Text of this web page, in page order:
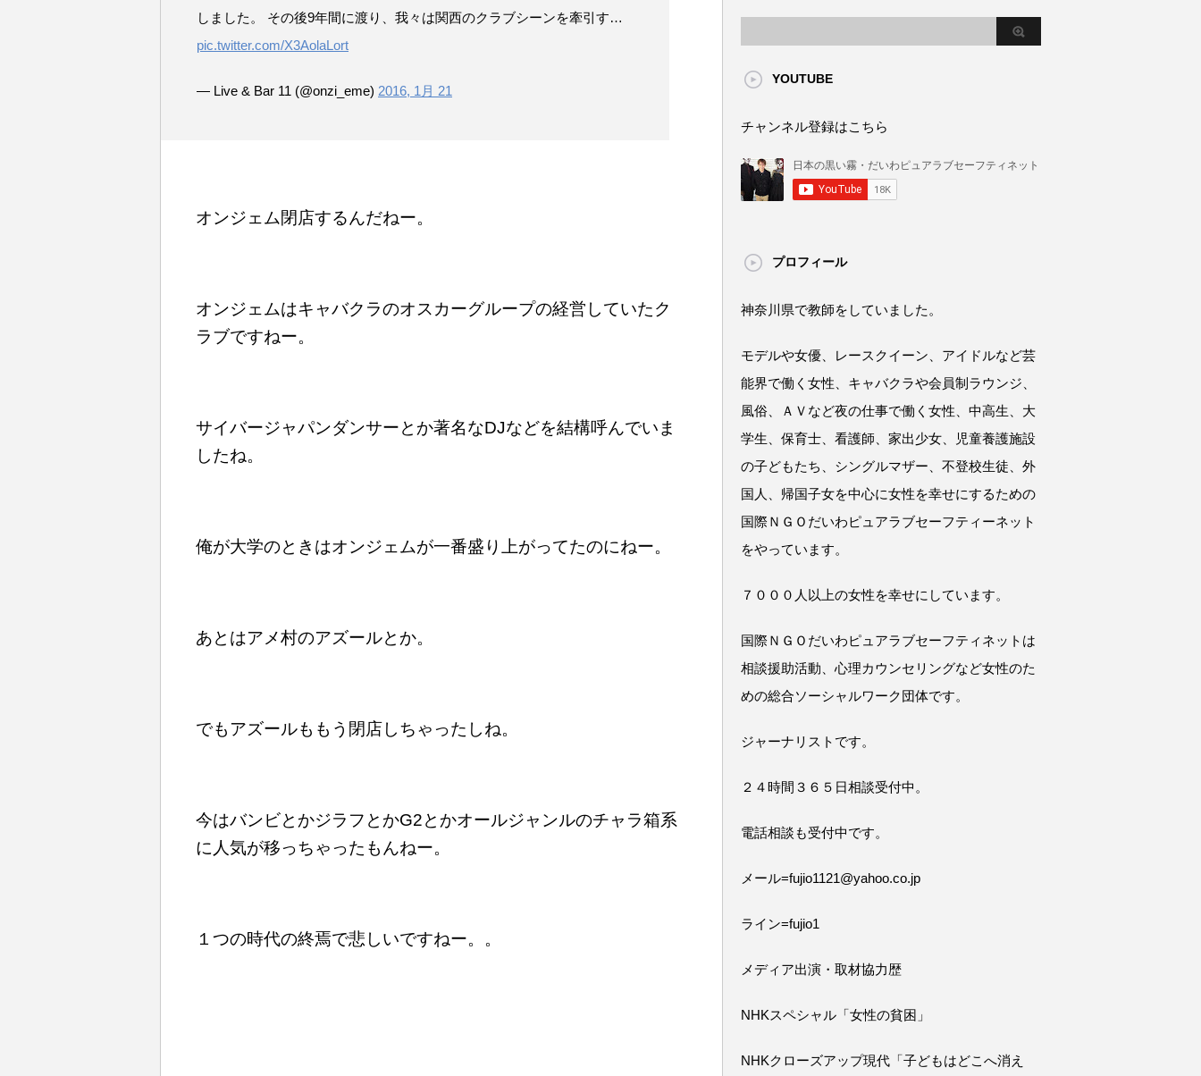
しました。 その後9年間に渡り、我々は関西のクラブシーンを牽引す…
pic.twitter.com/X3AolaLort
— Live & Bar 11 (@onzi_eme) 2016, 1月 21
オンジェム閉店するんだねー。
オンジェムはキャバクラのオスカーグループの経営していたク
ラブですねー。
サイバージャパンダンサーとか著名なDJなどを結構呼んでいま
したね。
俺が大学のときはオンジェムが一番盛り上がってたのにねー。
あとはアメ村のアズールとか。
でもアズールももう閉店しちゃったしね。
今はバンビとかジラフとかG2とかオールジャンルのチャラ箱系
に人気が移っちゃったもんねー。
１つの時代の終焉で悲しいですねー。。
YOUTUBE
チャンネル登録はこちら
プロフィール
神奈川県で教師をしていました。
モデルや女優、レースクイーン、アイドルなど芸
能界で働く女性、キャバクラや会員制ラウンジ、
風俗、ＡＶなど夜の仕事で働く女性、中高生、大
学生、保育士、看護師、家出少女、児童養護施設
の子どもたち、シングルマザー、不登校生徒、外
国人、帰国子女を中心に女性を幸せにするための
国際ＮＧＯだいわピュアラブセーフティーネット
をやっています。
７０００人以上の女性を幸せにしています。
国際ＮＧＯだいわピュアラブセーフティネットは
相談援助活動、心理カウンセリングなど女性のた
めの総合ソーシャルワーク団体です。
ジャーナリストです。
２４時間３６５日相談受付中。
電話相談も受付中です。
メール=fujio1121@yahoo.co.jp
ライン=fujio1
メディア出演・取材協力歴
NHKスペシャル「女性の貧困」
NHKクローズアップ現代「子どもはどこへ消え